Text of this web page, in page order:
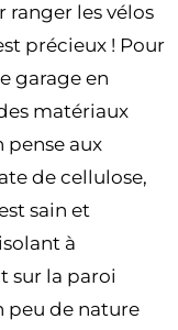
ranger les vélos
précieux ! Pour
garage en
matériaux
pense aux
de cellulose,
sain et
à
sur la paroi
peu de nature